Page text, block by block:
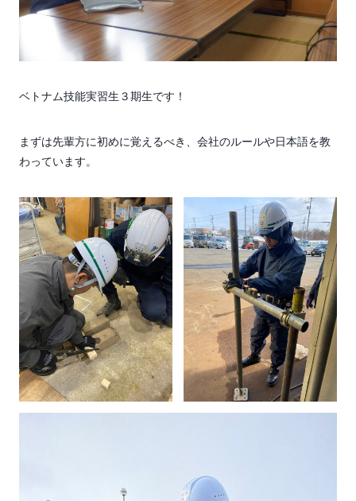
ベトナム技能実習生３期生です！
まずは先輩方に初めに覚えるべき、会社のルールや日本語を教
わっています。